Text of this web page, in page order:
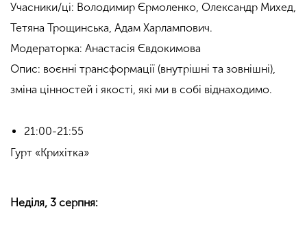
Учасники/ці: Володимир Єрмоленко, Олександр Михед,
Тетяна Трощинська, Адам Харлампович.
Модераторка: Анастасія Євдокимова
Опис: воєнні трансформації (внутрішні та зовнішні),
зміна цінностей і якості, які ми в собі віднаходимо.
21:00-21:55
Гурт «Крихітка»
Неділя, 3 серпня: